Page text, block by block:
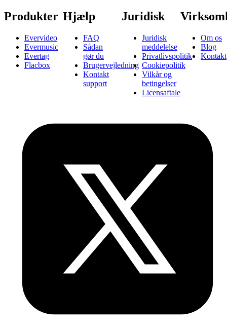
Produkter
Evervideo
Evermusic
Evertag
Flacbox
Hjælp
FAQ
Sådan
gør du
Brugervejledning
Kontakt
support
Juridisk
Juridisk
meddelelse
Privatlivspolitik
Cookiepolitik
Vilkår og
betingelser
Licensaftale
Om os
Blog
Kontakt